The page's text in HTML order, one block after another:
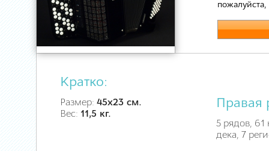
пожалуйста,
Кратко:
Размер: 45х23 см.
Вес: 11,5 кг.
Правая
5 рядов, 61
дека, 7